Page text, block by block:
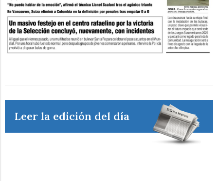
Leer la edición del día